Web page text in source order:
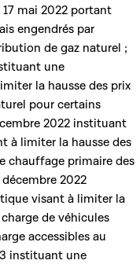
mai 2022 portant
engendrés par
de gaz naturel ;
une
la hausse des prix
pour certains
2022 instituant
à limiter la hausse des
chauffage primaire des
2022
visant à limiter la
de véhicules
accessibles au
instituant une